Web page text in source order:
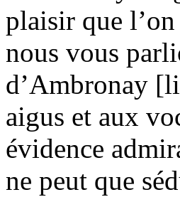
plaisir que
nous vous
d’Ambronay
aigus et aux
évidence
ne peut que